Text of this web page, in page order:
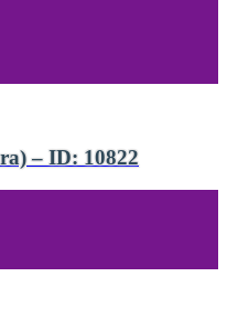
– ID: 10822